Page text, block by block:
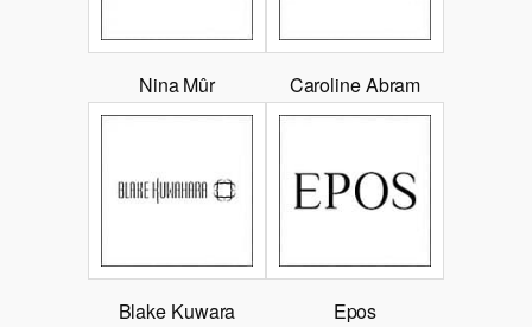
Nina Mûr Caroline Abram
Blake Kuwara Epos